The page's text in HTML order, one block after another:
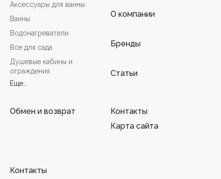
Аксессуары для ванны
Ванны
Водонагреватели
Все для сада
Душевые кабины и
ограждения
Еще...
О компании
Бренды
Статьи
Обмен и возврат
Контакты
Карта сайта
Контакты